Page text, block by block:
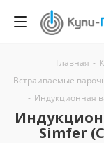
Главная -
Встраиваемые
- Индукционная
Simfer